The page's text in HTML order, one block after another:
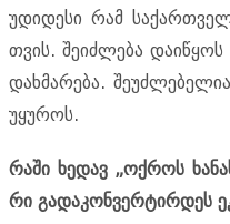
უდი­დე­სი რამ
თვის. შე­იძ­ლე­ბა
დახ­მა­რე­ბა.
უყუ­როს.
რაში ხე­დავ „ოქ­როს
რი გა­და­კონ­ვერ­ტირ­დეს